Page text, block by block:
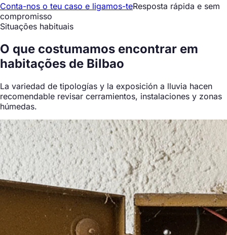
Conta-nos o teu caso e ligamos-teResposta rápida e sem
compromisso
Situações habituais
O que costumamos encontrar em
habitações de Bilbao
La variedad de tipologías y la exposición a lluvia hacen
recomendable revisar cerramientos, instalaciones y zonas
húmedas.